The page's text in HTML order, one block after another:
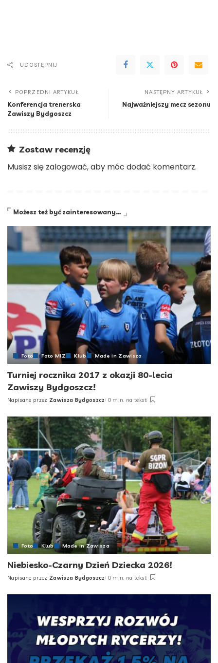
UDOSTĘPNIJ
POPRZEDNI ARTYKUŁ
Konferencja trenerska
Zawiszy Bydgoszcz
NASTĘPNY ARTYKUŁ
Najważniejszy mecz sezonu
Zostaw recenzję
Musisz się zalogować, aby móc dodać komentarz.
Możesz też być zainteresowany…
Foto Foto MIZ Klub Made in Zawisza
Turniej rocznika 2017 z okazji 80-lecia
Zawiszy Bydgoszcz!
Posted
Napisane przez Zawisza Bydgoszcz 0 min. na tekst
Foto Klub Made in Zawisza
Niebiesko-Czarny Dzień Dziecka 2026!
Posted
Napisane przez Zawisza Bydgoszcz 0 min. na tekst